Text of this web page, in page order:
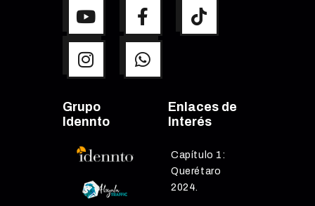
Grupo
Idennto
Enlaces de
Interés
Capítulo 1:
Querétaro
2024.